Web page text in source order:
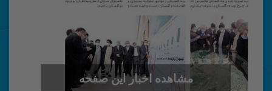
مشاهده اخبار این صفحه